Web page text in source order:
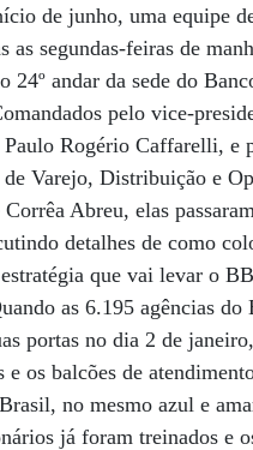
de junho, uma equipe
as segundas-feiras de
24º andar da sede do
pelo vice-
Paulo Rogério Caffarelli, e
de Varejo, Distribuição e
Abreu, elas
detalhes de como
que vai levar o
as 6.195 agências do
portas no dia 2 de
e os balcões de
no mesmo azul e
já foram treinados e